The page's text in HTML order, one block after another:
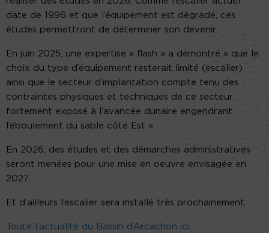
date de 1996 et que l’équipement est dégradé, ces
études permettront de déterminer son devenir.
En juin 2025, une expertise « flash » a démontré « que le
choix du type d’équipement resterait limité (escalier)
ainsi que le secteur d’implantation compte tenu des
contraintes physiques et techniques de ce secteur
fortement exposé à l’avancée dunaire engendrant
l’éboulement du sable côté Est ».
En 2026, des études et des démarches administratives
seront menées pour une mise en oeuvre envisagée en
2027.
Et d’ailleurs l’escalier sera installé très prochainement.
Toute l’actualité du Bassin d’Arcachon ici